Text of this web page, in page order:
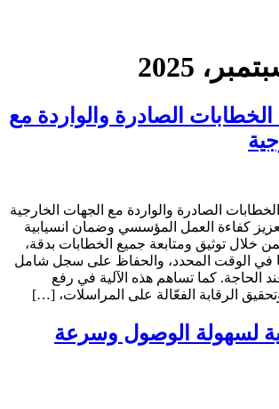
الخطابات الصادرة والواردة مع
الصادرة والواردة مع الجهات الخارجية
كفاءة العمل المؤسسي وضمان انسيابية
خلال توثيق ومتابعة جميع الخطابات بدقة،
في الوقت المحدد، والحفاظ على سجل شامل
الحاجة. كما تساهم هذه الآلية في رفع
الرقابة الفعّالة على المراسلات، […]
لسهولة الوصول وسرعة